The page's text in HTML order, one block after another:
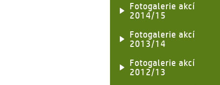
Fotogalerie akcí
2014/15
Fotogalerie akcí
2013/14
Fotogalerie akcí
2012/13